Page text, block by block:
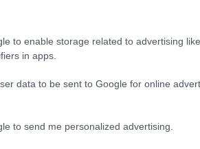
to enable storage related to advertising
in apps.
data to be sent to Google for online
to send me personalized advertising.